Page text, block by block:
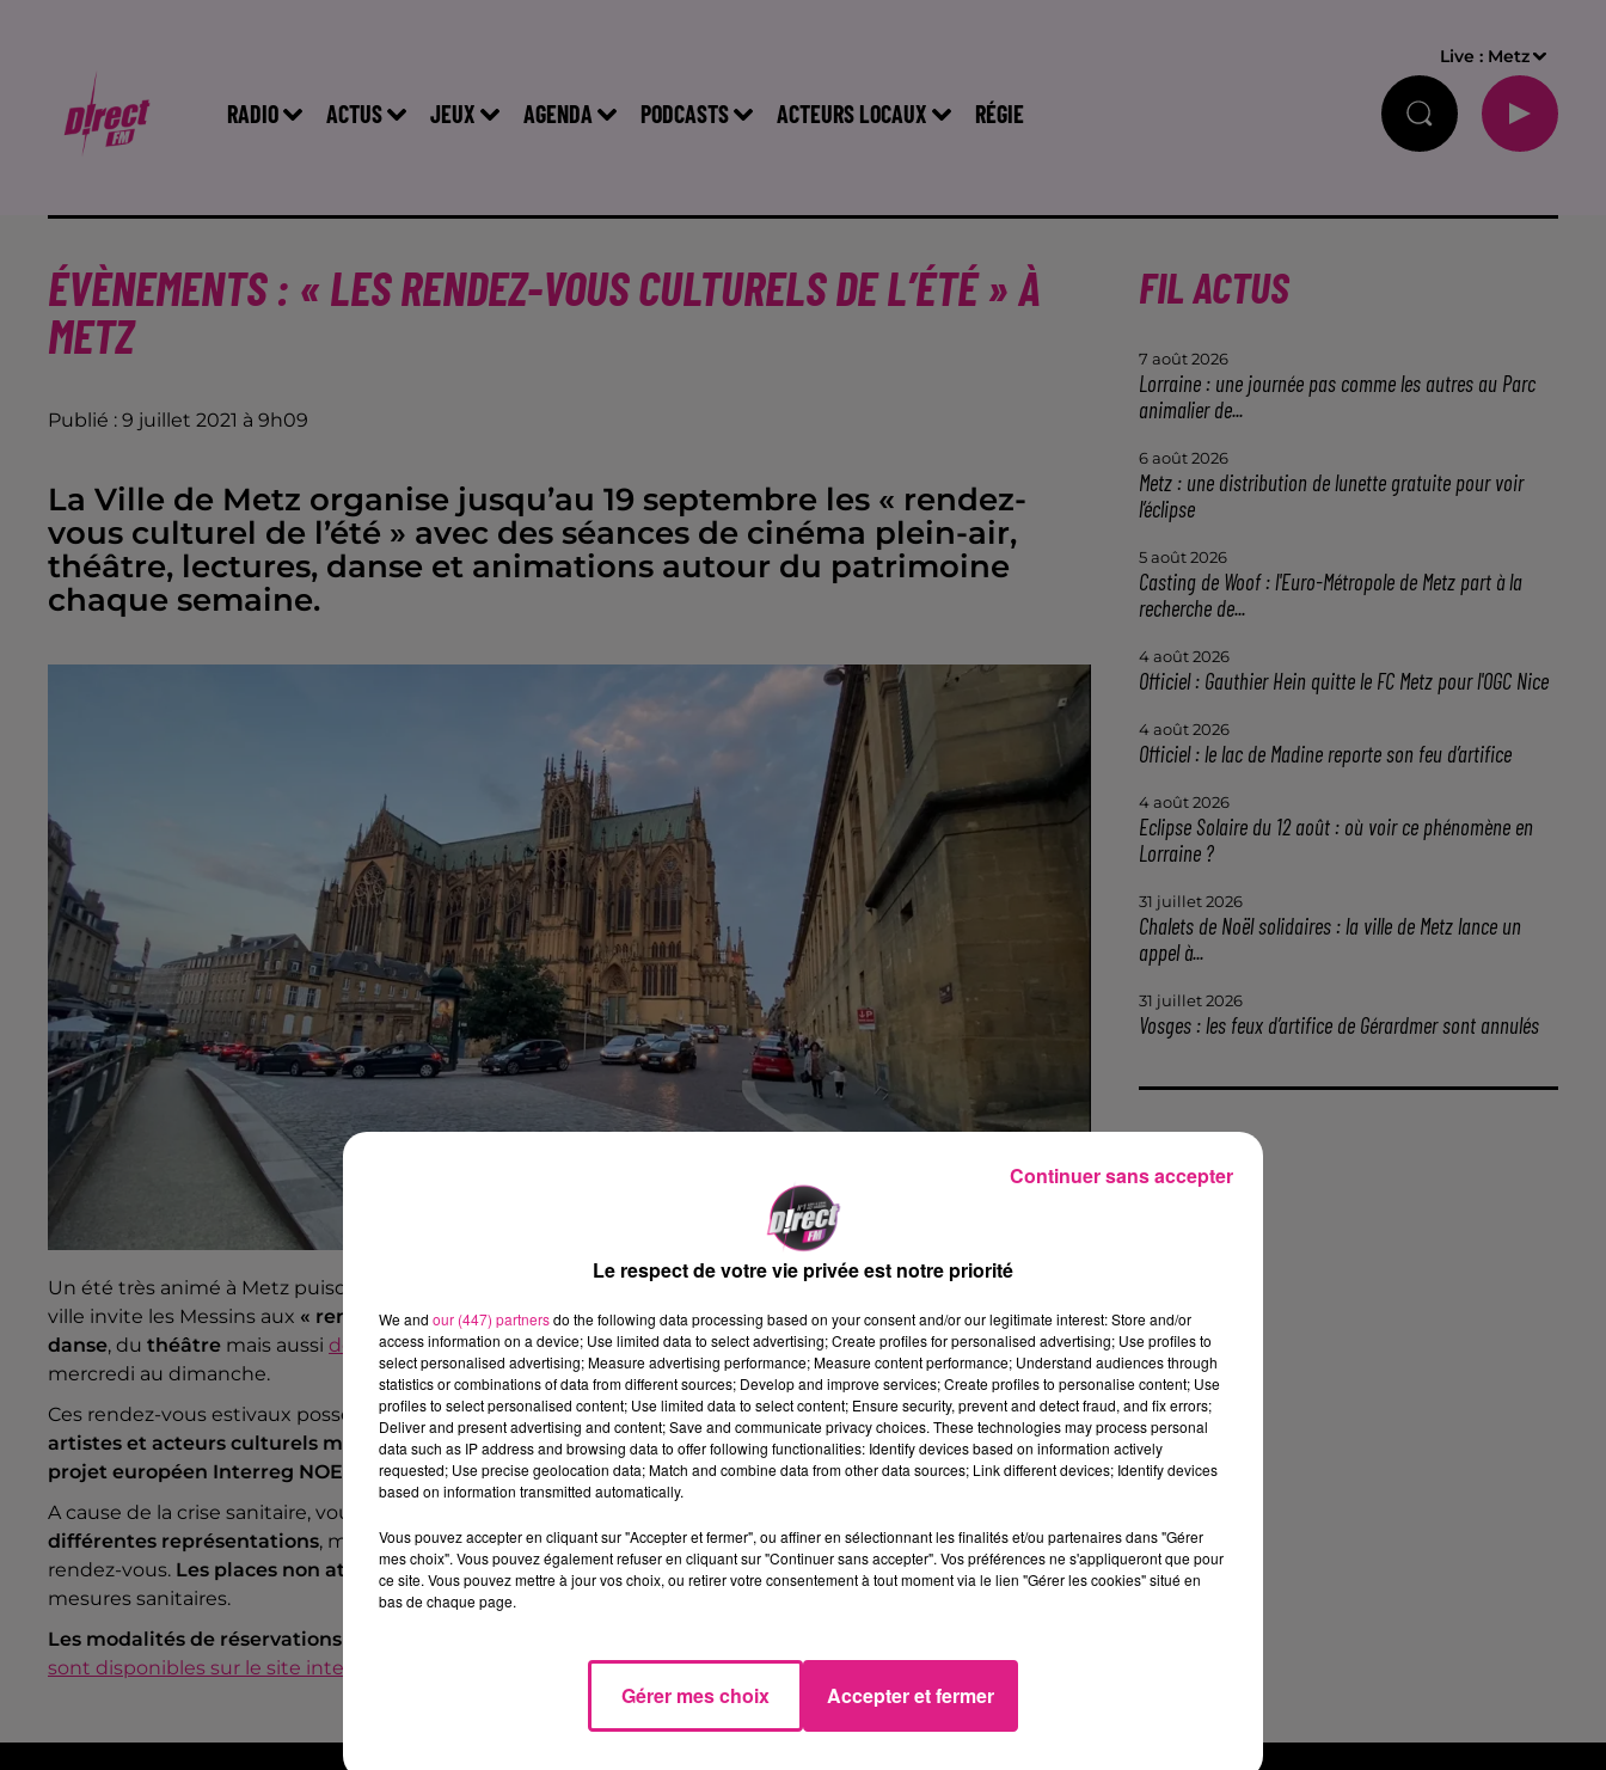
RADIO ACTUS JEUX AGENDA PODCASTS ACTEURS LOCAUX RÉGIE
Live : Metz
ÉVÈNEMENTS : « LES RENDEZ-VOUS CULTURELS DE L’ÉTÉ » À
METZ
Publié : 9 juillet 2021 à 9h09
La Ville de Metz organise jusqu’au 19 septembre les « rendez-
vous culturel de l’été » avec des séances de cinéma plein-air,
théâtre, lectures, danse et animations autour du patrimoine
chaque semaine.
Un été très animé à Metz puisqu’en plus du Festival Constellations 2021 Festival Hop Hop Hop
ville invite les Messins aux « rendez-vous culturels de l’été »avecjusqu’au 19 septembredesconcerts, de la
danse, du théâtre mais aussi des séances de cinéma en plein-airprogrammées chaque semaine du
mercredi au dimanche.
Ces rendez-vous estivaux possèdent une très large proposition artistique etmettent à l’honneur des
artistes et acteurs culturels messins et du Grand Est. Cet évènement s’inscrit également dans le cadre du
projet européen Interreg NOE-NOAHsur le thème de la reconnexion écologique des citoyens.
A cause de la crise sanitaire, vous devez
différentes représentations, mais si vous n’avez pas pu vous inscrire, n’hésitez pas à vous présenter au
rendez-vous. Les places non attribuées seront redistribuées, la programmation s'adapte à l’évolution des
mesures sanitaires.
Les modalités de réservations
sont disponibles sur le site internet de l’événement.
FIL ACTUS
7 août 2026
Lorraine : une journée pas comme les autres au Parc
animalier de...
6 août 2026
Metz : une distribution de lunette gratuite pour voir
l’éclipse
5 août 2026
Casting de Woof : l'Euro-Métropole de Metz part à la
recherche de...
4 août 2026
Officiel : Gauthier Hein quitte le FC Metz pour l'OGC Nice
4 août 2026
Officiel : le lac de Madine reporte son feu d’artifice
4 août 2026
Eclipse Solaire du 12 août : où voir ce phénomène en
Lorraine ?
31 juillet 2026
Chalets de Noël solidaires : la ville de Metz lance un
appel à...
31 juillet 2026
Vosges : les feux d’artifice de Gérardmer sont annulés
Le respect de votre vie privée est notre priorité
We and our (447) partnersdo the following data processing based on your consent and/or our legitimate interest: Store and/or
access information on a device; Use limited data to select advertising; Create profiles for personalised advertising; Use profiles to
select personalised advertising; Measure advertising performance; Measure content performance; Understand audiences through
statistics or combinations of data from different sources; Develop and improve services; Create profiles to personalise content; Use
profiles to select personalised content; Use limited data to select content; Ensure security, prevent and detect fraud, and fix errors;
Deliver and present advertising and content; Save and communicate privacy choices. These technologies may process personal
data such as IP address and browsing data to offer following functionalities: Identify devices based on information actively
requested; Use precise geolocation data; Match and combine data from other data sources; Link different devices; Identify devices
based on information transmitted automatically.
Vous pouvez accepter en cliquant sur "Accepter et fermer", ou affiner en sélectionnant les finalités et/ou partenaires dans "Gérer
mes choix". Vous pouvez également refuser en cliquant sur "Continuer sans accepter". Vos préférences ne s'appliqueront que pour
ce site. Vous pouvez mettre à jour vos choix, ou retirer votre consentement à tout moment via le lien "Gérer les cookies" situé en
bas de chaque page.
Gérer mes choix Accepter et fermer
Continuer sans accepter